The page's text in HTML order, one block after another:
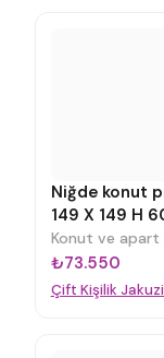
Niğde konut
149 X 149 H
Konut ve apart
₺73.550
Çift Kişilik